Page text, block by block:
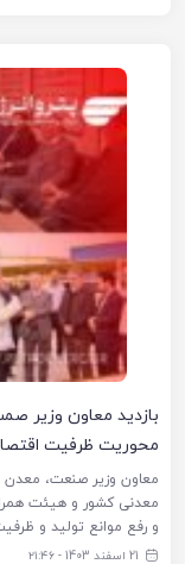
بازدید معاون وزیر
محوریت ظرفیت
معاون وزیر صنعت،
معدنی کشور و هیئت
و رفع موانع تولید و
21 اسفند 1403 - ۲۱:۴۶